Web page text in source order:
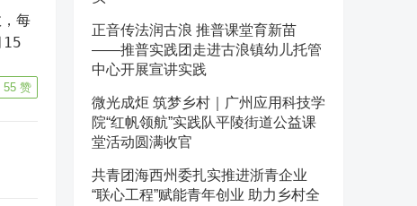
每
15
55 赞
正音传法润古浪 推普课堂育新苗
——推普实践团走进古浪镇幼儿托管
中心开展宣讲实践
微光成炬 筑梦乡村｜广州应用科技学
院“红帆领航”实践队平陵街道公益课
堂活动圆满收官
共青团海西州委扎实推进浙青企业
“联心工程”赋能青年创业 助力乡村全